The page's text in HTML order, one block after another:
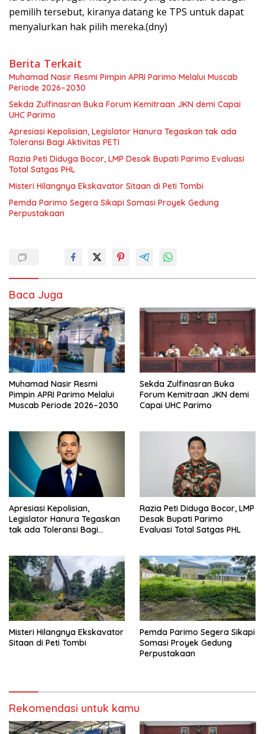
pemilih tersebut, kiranya datang ke TPS untuk dapat
menyalurkan hak pilih mereka.(dny)
Berita Terkait
Muhamad Nasir Resmi Pimpin APRI Parimo Melalui Muscab
Periode 2026–2030
Sekda Zulfinasran Buka Forum Kemitraan JKN demi Capai
UHC Parimo
Apresiasi Kepolisian, Legislator Hanura Tegaskan tak ada
Toleransi Bagi Aktivitas PETI
Razia Peti Diduga Bocor, LMP Desak Bupati Parimo Evaluasi
Total Satgas PHL
Misteri Hilangnya Ekskavator Sitaan di Peti Tombi
Pemda Parimo Segera Sikapi Somasi Proyek Gedung
Perpustakaan
Baca Juga
Muhamad Nasir Resmi
Pimpin APRI Parimo Melalui
Muscab Periode 2026–2030
Sekda Zulfinasran Buka
Forum Kemitraan JKN demi
Capai UHC Parimo
Apresiasi Kepolisian,
Legislator Hanura Tegaskan
tak ada Toleransi Bagi
Razia Peti Diduga Bocor, LMP
Desak Bupati Parimo
Evaluasi Total Satgas PHL
Misteri Hilangnya Ekskavator
Sitaan di Peti Tombi
Pemda Parimo Segera Sikapi
Somasi Proyek Gedung
Perpustakaan
Rekomendasi untuk kamu